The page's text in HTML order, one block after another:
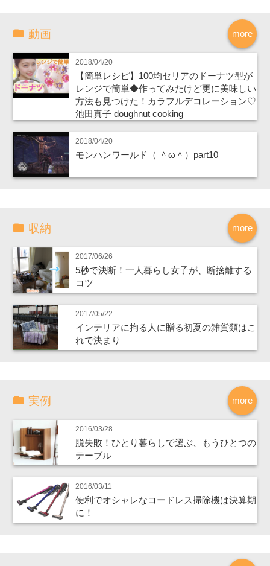
more
動画
2018/04/20
【簡単レシピ】100均セリアのドーナツ型が
レンジで簡単◆作ってみたけど更に美味しい
方法も見つけた！カラフルデコレーション♡
池田真子 doughnut cooking
2018/04/20
モンハンワールド（ ＾ω＾）part10
more
収納
2017/06/26
5秒で決断！一人暮らし女子が、断捨離する
コツ
2017/05/22
インテリアに拘る人に贈る初夏の雑貨類はこ
れで決まり
more
実例
2016/03/28
脱失敗！ひとり暮らしで選ぶ、もうひとつの
テーブル
2016/03/11
便利でオシャレなコードレス掃除機は決算期
に！